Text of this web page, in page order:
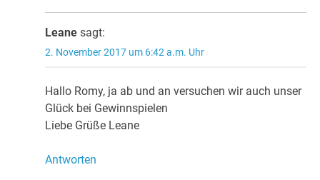
Leane sagt:
2. November 2017 um 6:42 a.m. Uhr
Hallo Romy, ja ab und an versuchen wir auch unser
Glück bei Gewinnspielen
Liebe Grüße Leane
Antworten